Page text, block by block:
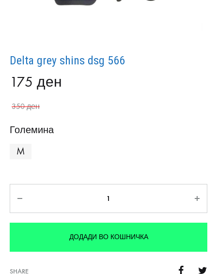
Delta grey shins dsg 566
175 ден
350ден
Големина
M
ДОДАДИ ВО КОШНИЧКА
SHARE